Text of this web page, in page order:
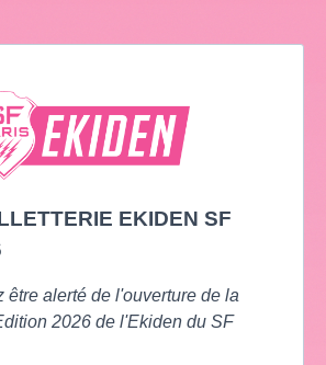
EKIDEN SF
être alerté de l'ouverture de la
2026 de l'Ekiden du SF